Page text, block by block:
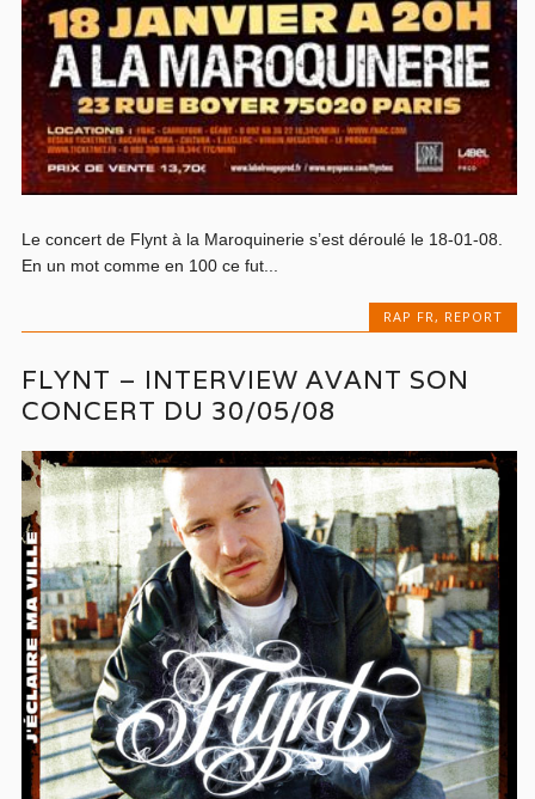
Le concert de Flynt à la Maroquinerie s’est déroulé le 18-01-08.
En un mot comme en 100 ce fut...
RAP FR, REPORT
FLYNT – INTERVIEW AVANT SON
CONCERT DU 30/05/08